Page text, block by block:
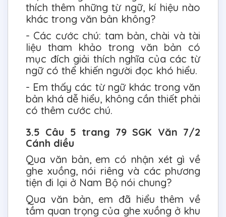
thích thêm những từ ngữ, kí hiệu nào
khác trong văn bản không?
- Các cước chú: tam bản, chài và tài
liệu tham khảo trong văn bản có
mục đích giải thích nghĩa của các từ
ngữ có thể khiến người đọc khó hiểu.
- Em thấy các từ ngữ khác trong văn
bản khá dễ hiểu, không cần thiết phải
có thêm cước chú.
3.5 Câu 5 trang 79 SGK Văn 7/2
Cánh diều
Qua văn bản, em có nhận xét gì về
ghe xuồng, nói riêng và các phương
tiện đi lại ở Nam Bộ nói chung?
Qua văn bản, em đã hiểu thêm về
tầm quan trọng của ghe xuồng ở khu